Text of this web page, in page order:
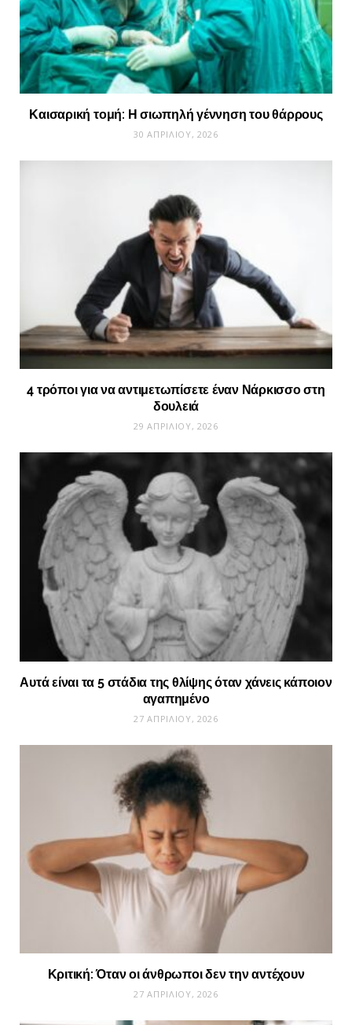
Καισαρική τομή: Η σιωπηλή γέννηση του θάρρους
30 ΑΠΡΙΛΊΟΥ, 2026
4 τρόποι για να αντιμετωπίσετε έναν Νάρκισσο στη
δουλειά
29 ΑΠΡΙΛΊΟΥ, 2026
Αυτά είναι τα 5 στάδια της θλίψης όταν χάνεις κάποιον
αγαπημένο
27 ΑΠΡΙΛΊΟΥ, 2026
Κριτική: Όταν οι άνθρωποι δεν την αντέχουν
27 ΑΠΡΙΛΊΟΥ, 2026